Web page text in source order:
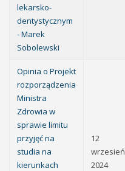
lekarsko-
dentystycznym
- Marek
Sobolewski
Opinia o Projekt
rozporządzenia
Ministra
Zdrowia w
sprawie limitu
przyjęć na
studia na
kierunkach
12
wrzesień
2024